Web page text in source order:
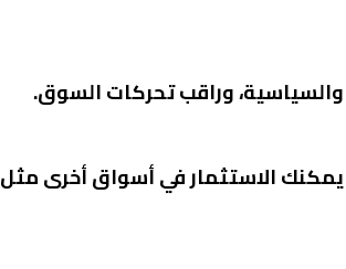
والسياسية، وراقب تحركات السوق.
الاستثمار في أسواق أخرى مثل